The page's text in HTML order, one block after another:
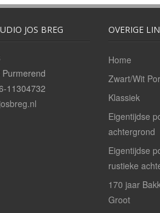
JOS BREG
11304732
OVERIGE
Home
Zwart/Wit
Klassiek
Eigentijdse
achtergrond
Eigentijdse
rustieke
170 jaar
Groot